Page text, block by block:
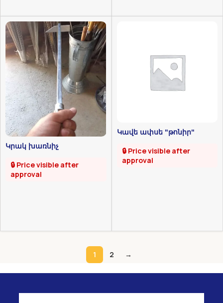
Կրակ խառնիչ
🔒 Price visible after
approval
Կավե ափսե "թոնիր"
🔒 Price visible after
approval
1 2 →